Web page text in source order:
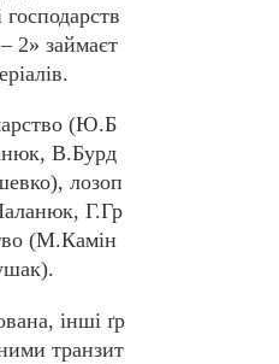
2» займаєт
(Ю.Б
В.Бурд
лозоп
Г.Гр
(М.Камін
інші ґр
транзит